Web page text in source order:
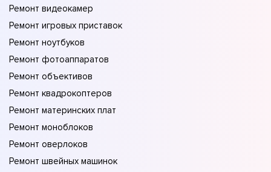
Ремонт видеокамер
Ремонт игровых приставок
Ремонт ноутбуков
Ремонт фотоаппаратов
Ремонт объективов
Ремонт квадрокоптеров
Ремонт материнских плат
Ремонт моноблоков
Ремонт оверлоков
Ремонт швейных машинок